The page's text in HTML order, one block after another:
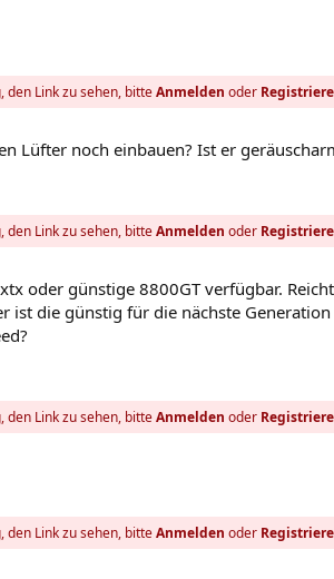
den Link zu sehen, bitteAnmelden oder
Lüfter noch einbauen? Ist er
den Link zu sehen, bitteAnmelden oder
oder günstige 8800GT verfügbar.
ist die günstig für die nächste
den Link zu sehen, bitteAnmelden oder
den Link zu sehen, bitteAnmelden oder